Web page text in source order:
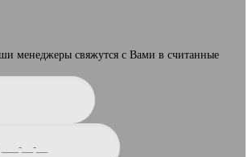
менеджеры свяжутся с Вами в считанные